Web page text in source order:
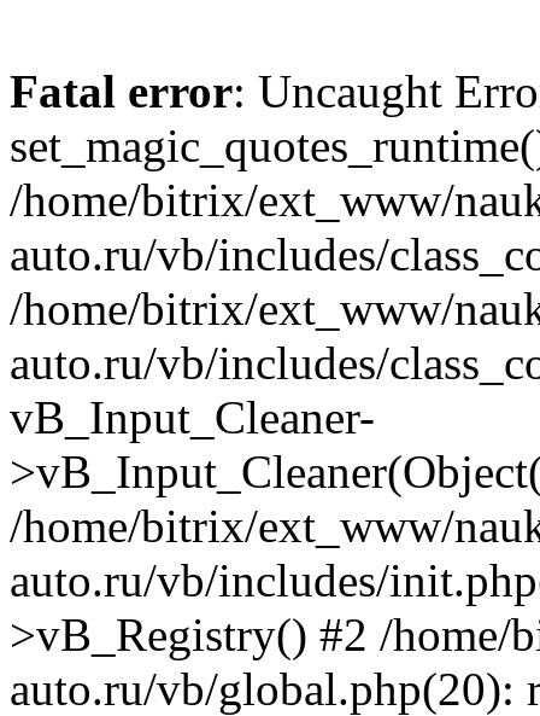
Fatal error: Uncaught
/home/bitrix/ext_www/
auto.ru/vb/includes/
/home/bitrix/ext_www/
auto.ru/vb/includes/
vB_Input_Cleaner-
/home/bitrix/ext_www/
auto.ru/vb/includes/
>vB_Registry() #2 /home/
auto.ru/vb/global.php(20):